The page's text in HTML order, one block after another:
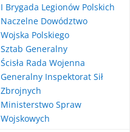
I Brygada Legionów Polskich
Naczelne Dowództwo
Wojska Polskiego
Sztab Generalny
Ścisła Rada Wojenna
Generalny Inspektorat Sił
Zbrojnych
Ministerstwo Spraw
Wojskowych